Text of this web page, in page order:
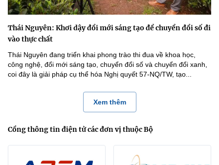
Thái Nguyên: Khơi dậy đổi mới sáng tạo để chuyển đổi số đi
vào thực chất
Thái Nguyên đang triển khai phong trào thi đua về khoa học,
công nghệ, đổi mới sáng tạo, chuyển đổi số và chuyển đổi xanh,
coi đây là giải pháp cụ thể hóa Nghị quyết 57-NQ/TW, tạo...
Xem thêm
Cổng thông tin điện tử các đơn vị thuộc Bộ